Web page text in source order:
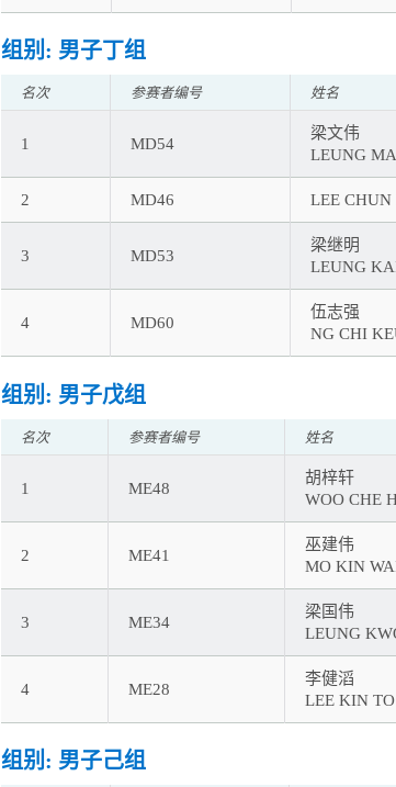
组别: 男子丁组
名次 参赛者编号 姓名
1 MD54
梁文伟
LEUNG
2 MD46 LEE CHUN
3 MD53
梁继明
LEUNG
4 MD60
伍志强
NG CHI
组别: 男子戊组
名次 参赛者编号 姓名
1 ME48
胡梓轩
WOO CHE
2 ME41
巫建伟
MO KIN
3 ME34
梁国伟
LEUNG
4 ME28
李健滔
LEE KIN TO
组别: 男子己组